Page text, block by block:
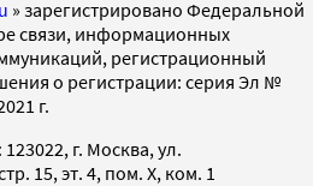
» зарегистрировано Федеральной
связи, информационных
регистрационный
о регистрации: серия Эл №
г.
г. Москва, ул.
15, эт. 4, пом. X, ком. 1